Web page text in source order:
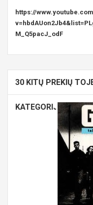
https://
M_Q5pacJ_odF
30 KITŲ PREKIŲ
KATEGORIJOJE: